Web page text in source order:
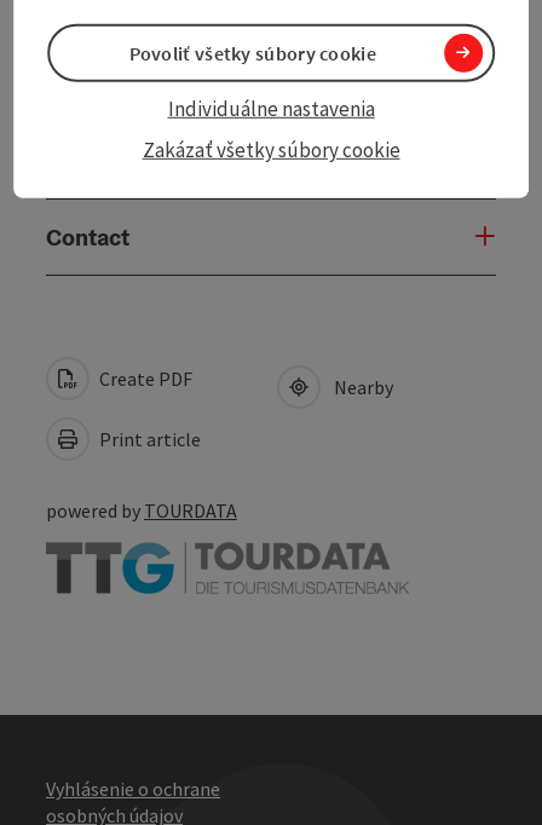
Suitability
Accessibility
Contact
Create PDF
Print article
Nearby
powered by TOURDATA
Vyhlásenie o ochrane
osobných údajov
Zakázať všetky súbory cookie
Individuálne nastavenia
Povoliť všetky súbory cookie